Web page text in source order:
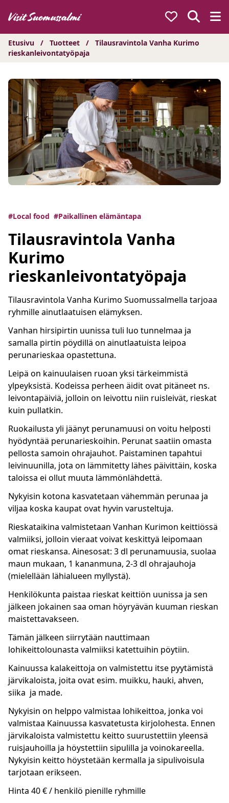
sisältöön
Etusivu / Tuotteet /
Tilausravintola Vanha Kurimo
rieskanleivontatyöpaja
#Local food #Paikallinen elämäntapa
Tilausravintola Vanha
Kurimo
rieskanleivontatyöpaja
Tilausravintola Vanha Kurimo Suomussalmella tarjoaa
ryhmille ainutlaatuisen elämyksen.
Vanhan hirsipirtin uunissa tuli luo tunnelmaa ja
samalla pirtin pöydillä on ainutlaatuista leipoa
perunarieskaa opastettuna.
Leipä on kainuulaisen ruoan yksi tärkeimmistä
ylpeyksistä. Kodeissa perheen äidit ovat pitäneet ns.
leivontapäiviä, jolloin on leivottu niin ruisleivät, rieskat
kuin pullatkin.
Ruokailusta yli jäänyt perunamuusi on voitu helposti
hyödyntää perunarieskoihin. Perunat saatiin omasta
pellosta samoin ohrajauhot. Paistaminen tapahtui
leivinuunilla, jota on lämmitetty lähes päivittäin, koska
taloissa ei ollut muuta lämmönlähdettä.
Nykyisin kotona kasvatetaan vähemmän perunaa ja
viljaa koska kaupat ovat hyvin varusteltuja.
Rieskataikina valmistetaan Vanhan Kurimon keittiössä
valmiiksi, jolloin vieraat voivat keskittyä leipomaan
omat rieskansa. Ainesosat: 3 dl perunamuusia, suolaa
maun mukaan, 1 kananmuna, 2-3 dl ohrajauhoja
(mielellään lähialueen myllystä).
Henkilökunta paistaa rieskat keittiön uunissa ja sen
jälkeen jokainen saa oman höyryävän kuuman rieskan
maistettavakseen.
Tämän jälkeen siirrytään nauttimaan
lohikeittolounasta valmiiksi katettuihin pöytiin.
Kainuussa kalakeittoja on valmistettu itse pyytämistä
järvikaloista, joita ovat esim. muikku, hauki, ahven,
siika ja made.
Nykyisin on helppo valmistaa lohikeittoa, jonka voi
valmistaa Kainuussa kasvatetusta kirjolohesta. Ennen
järvikaloista valmistettu keitto suurustettiin yleensä
ruisjauhoilla ja höystettiin sipulilla ja voinokareella.
Nykyisin keitto höystetään kermalla ja sipulivoisula
tarjotaan erikseen.
Hinta 40 € / henkilö pienille ryhmille